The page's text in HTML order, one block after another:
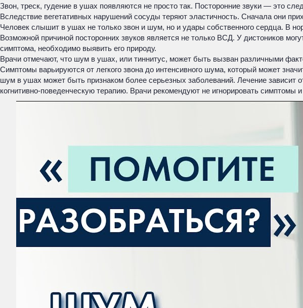
Звон, треск, гудение в ушах появляются не просто так. Посторонние звуки — это
Вследствие вегетативных нарушений сосуды теряют эластичность. Сначала они
Человек слышит в ушах не только звон и шум, но и удары собственного сердца. В
Возможной причиной посторонних звуков является не только ВСД. У дистоников
симптома, необходимо выявить его природу.
Врачи отмечают, что шум в ушах, или тиннитус, может быть вызван различными
Симптомы варьируются от легкого звона до интенсивного шума, который может
шум в ушах может быть признаком более серьезных заболеваний. Лечение
когнитивно-поведенческую терапию. Врачи рекомендуют не игнорировать